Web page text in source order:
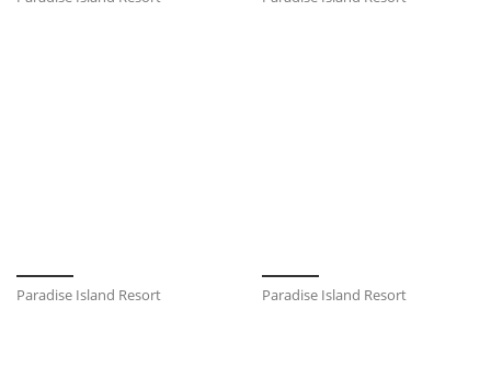
Paradise Island Resort Paradise Island Resort